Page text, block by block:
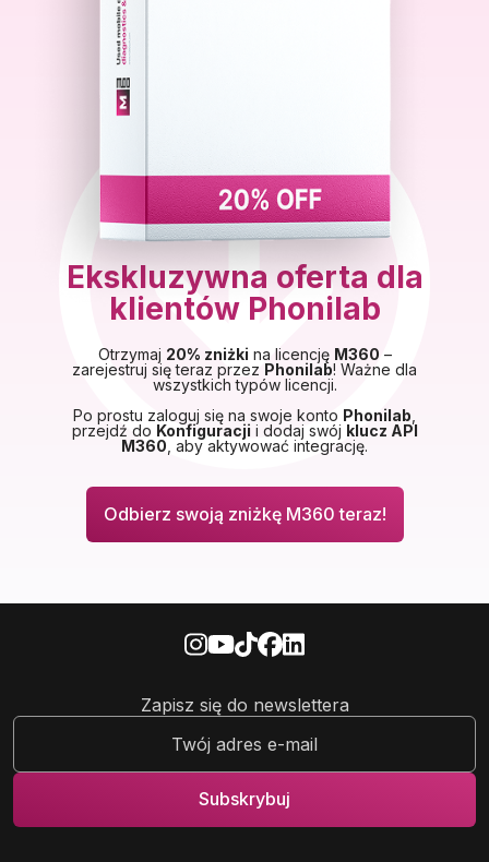
Ekskluzywna oferta dla
klientów Phonilab
Otrzymaj 20% zniżki na licencję M360 –
zarejestruj się teraz przez Phonilab! Ważne dla
wszystkich typów licencji.
Po prostu zaloguj się na swoje konto Phonilab
przejdź do Konfiguracji i dodaj swój klucz API
M360 , aby aktywować integrację.
Odbierz swoją zniżkę M360 teraz!
Zapisz się do newslettera